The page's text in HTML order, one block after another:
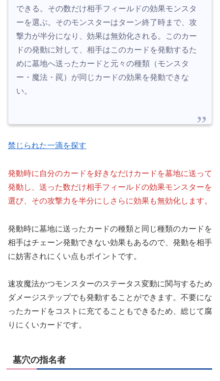
できる。その数だけ相手フィールドの効果モンスタ
ーを選ぶ。そのモンスターはターン終了時まで、攻
撃力が半分になり、効果は無効化される。このカー
ドの発動に対して、相手はこのカードを発動するた
めに墓地へ送ったカードと元々の種類（モンスタ
ー・魔法・罠）が同じカードの効果を発動できな
い。
禁じられた一滴を探す
発動時に自分のカードを好きなだけカードを墓地に送って
発動し、送った数だけ相手フィールドの効果モンスターを
選び、その攻撃力を半分にしさらに効果も無効化します。
発動時に墓地に送ったカードの種類と同じ種類のカードを
相手はチェーン発動できない効果もあるので、発動を相手
に妨害されにくい点もポイントです。
速攻魔法かつモンスターのステータス変動に関与するため
ダメージステップでも発動することができます。不要にな
ったカードをコストに充てることもできるため、総じて腐
りにくいカードです。
墓穴の指名者